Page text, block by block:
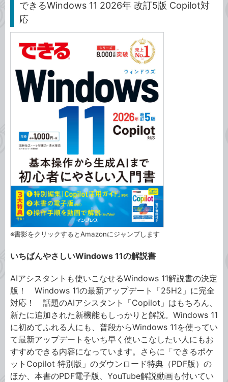
できるWindows 11 2026年 改訂5版 Copilot対
応
※書影をクリックするとAmazonにジャンプします
いちばんやさしいWindows 11の解説書
AIアシスタントも使いこなせるWindows 11解説書の決定
版！ Windows 11の最新アップデート「25H2」に完全
対応！ 話題のAIアシスタント「Copilot」はもちろん、
新たに追加された新機能もしっかりと解説。Windows 11
に初めてふれる人にも、普段からWindows 11を使ってい
て最新アップデートをいち早く使いこなしたい人にもお
すすめできる内容になっています。さらに「できるポケ
ットCopilot 特別版」のダウンロード特典（PDF版）の
ほか、本書のPDF電子版、YouTube解説動画も付いてい